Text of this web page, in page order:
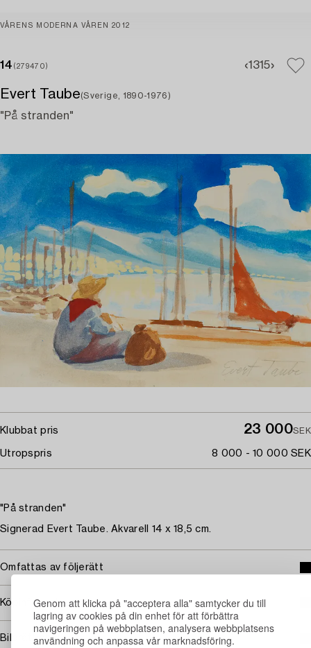
Genom att klicka på "acceptera alla" samtycker du till
lagring av cookies på din enhet för att förbättra
navigeringen på webbplatsen, analysera webbplatsens
användning och anpassa vår marknadsföring.
VÅRENS MODERNA VÅREN 2012
14 (279470) 1315
Evert Taube(Sverige, 1890-1976)
"På stranden"
Klubbat pris 23 000SEK
Utropspris 8 000 - 10 000 SEK
"På stranden"
Signerad Evert Taube. Akvarell 14 x 18,5 cm.
Omfattas av följerätt
Köpinformation
Bildrättigheter